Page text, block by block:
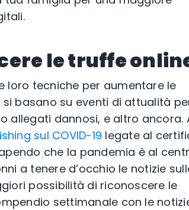
le truffe
loro tecniche per aumentare le
basano su eventi di attualità
allegati dannosi, e altro ancora.
sul COVID-19 legate al
che la pandemia è al
a tenere d’occhio le notizie
possibilità di riconoscere le
settimanale con le